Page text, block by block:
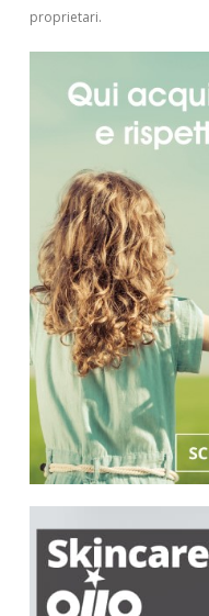
proprietari.